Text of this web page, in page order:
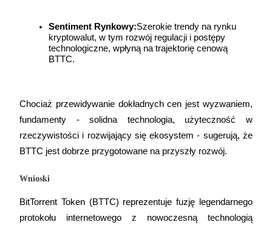
Deposit CASHCAT & Win
Share 500000 CASHCAT prize pool
Register & Trade to Win 500,000 USDT
Sentiment Rynkowy:Szerokie trendy na rynku
kryptowalut, w tym rozwój regulacji i postępy
technologiczne, wpłyną na trajektorię cenową
BTTC.
Chociaż przewidywanie dokładnych cen jest wyzwaniem,
fundamenty - solidna technologia, użyteczność w
rzeczywistości i rozwijający się ekosystem - sugerują, że
BTTC jest dobrze przygotowane na przyszły rozwój.
Wnioski
BitTorrent Token (BTTC) reprezentuje fuzję legendarnego
protokołu internetowego z nowoczesną technologią